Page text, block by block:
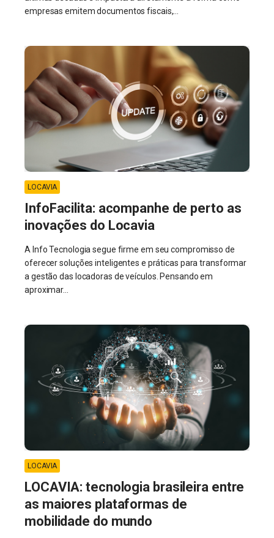
empresas emitem documentos fiscais,...
LOCAVIA
InfoFacilita: acompanhe de perto as
inovações do Locavia
A Info Tecnologia segue firme em seu compromisso de
oferecer soluções inteligentes e práticas para transformar
a gestão das locadoras de veículos. Pensando em
aproximar...
LOCAVIA
LOCAVIA: tecnologia brasileira entre
as maiores plataformas de
mobilidade do mundo